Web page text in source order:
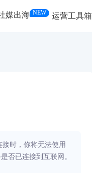
媒出海 NEW 运营工具箱
时，你将无法使用
否已连接到互联网。